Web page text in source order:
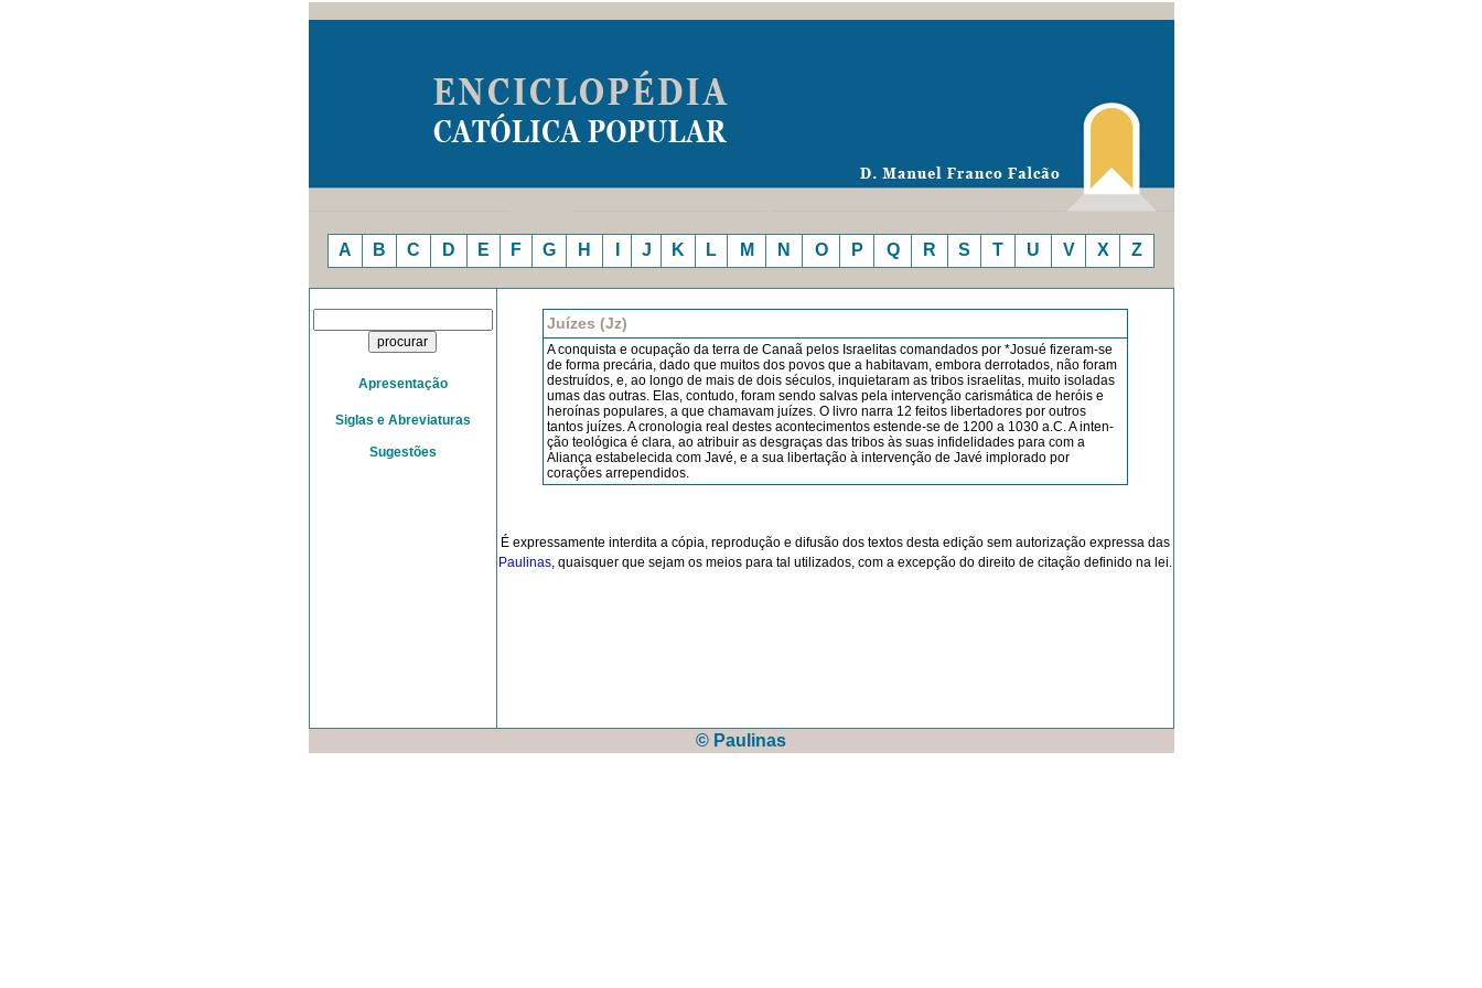
A B C D E F G H J K L M N O P Q R S T U V X Z
Apresentação
Siglas e Abreviaturas
Sugestões
Juízes (Jz)
A conquista e ocupação da terra de Canaã pelos Israelitas comandados por *Josué fizeram-se
de forma precária, dado que muitos dos povos que a habitavam, embora derrotados, não foram
destruídos, e, ao longo de mais de dois séculos, inquietaram as tribos israelitas, muito isoladas
umas das outras. Elas, contudo, foram sendo salvas pela intervenção carismática de heróis e
heroínas populares, a que cha­mavam juízes. O livro narra 12 feitos libertadores por outros
tantos juízes. A cronologia real destes acontecimentos estende-se de 1200 a 1030 a.C. A inten­
ção teológica é clara, ao atribuir as desgraças das tribos às suas infidelidades para com a
Aliança estabelecida com Javé, e a sua libertação à intervenção de Javé implorado por
corações arre­pendidos.
É expressamente interdita a cópia, reprodução e difusão dos textos desta edição sem autorização expressa das
Paulinas, quaisquer que sejam os meios para tal utilizados, com a excepção do direito de citação definido na lei.
© Paulinas